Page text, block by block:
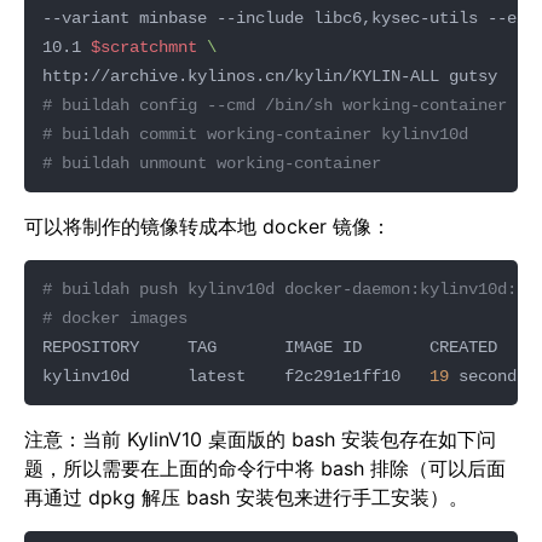
--variant minbase --include libc6,kysec-utils --
10.1 $scratchmnt
# buildah config --cmd /bin/sh working-container
# buildah commit working-container kylinv10d
# buildah unmount working-container
可以将制作的镜像转成本地 docker 镜像：
# buildah push kylinv10d docker-
# docker images
kylinv10d      latest    f2c291e1ff10 19
注意：当前 KylinV10 桌面版的 bash 安装包存在如下问
题，所以需要在上面的命令行中将 bash 排除（可以后面
再通过 dpkg 解压 bash 安装包来进行手工安装）。